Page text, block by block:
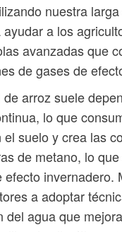
nuestra
a los
avanzadas que
de gases de
arroz suele
lo que
suelo y crea las
de metano, lo
invernadero.
a adoptar
del agua que